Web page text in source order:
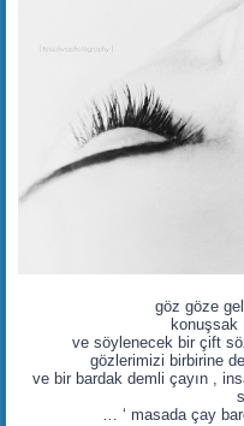
göz göze
ve söylenecek bir çift
gözlerimizi birbirine
ve bir bardak demli çayın ,
… ‘ masada çay